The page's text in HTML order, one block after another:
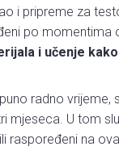
i pripreme za
po momentima
i učenje
radno vrijeme,
U tom
raspoređeni na